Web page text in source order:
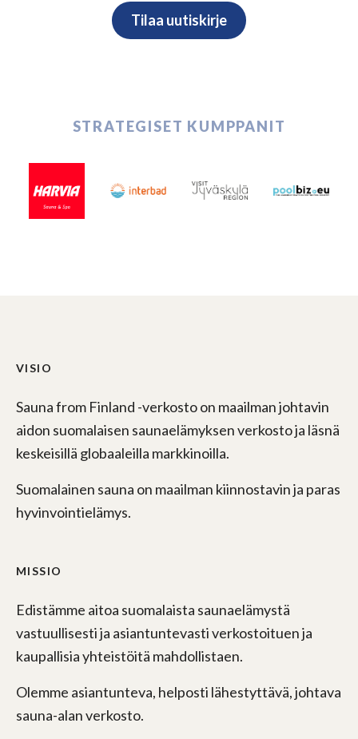
STRATEGISET KUMPPANIT
VISIO
Sauna from Finland -verkosto on maailman johtavin
aidon suomalaisen saunaelämyksen verkosto ja läsnä
keskeisillä globaaleilla markkinoilla.
Suomalainen sauna on maailman kiinnostavin ja paras
hyvinvointielämys.
MISSIO
Edistämme aitoa suomalaista saunaelämystä
vastuullisesti ja asiantuntevasti verkostoituen ja
kaupallisia yhteistöitä mahdollistaen.
Olemme asiantunteva, helposti lähestyttävä, johtava
sauna-alan verkosto.